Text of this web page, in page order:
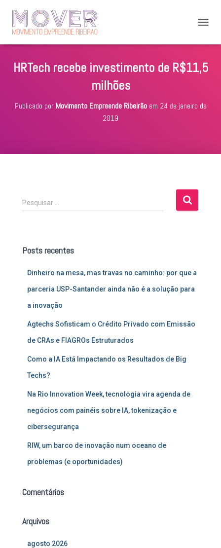
R
N
HRTech recebe investimento de R$11,5
milhões
Publicado por Movimento Empreende Ribeirãoem 24 de janeiro de
2019
P
e
i
Pesquisar …
Posts recentes
Dinheiro na mesa, mas travas no caminho: por que a
parceria USP-Santander ainda não é a solução para
a inovação
Agtechs Sofisticam o Crédito Privado com Emissão
de CRAs e FIAGROs Estruturados
Como a IA Está Impactando os Resultados de Big
Techs?
Na Rio Innovation Week, tecnologia vira agenda de
negócios com painéis sobre IA, tokenização e
cibersegurança
RIW, um barco de inovação num oceano de
problemas (e oportunidades)
Comentários
Arquivos
agosto 2026